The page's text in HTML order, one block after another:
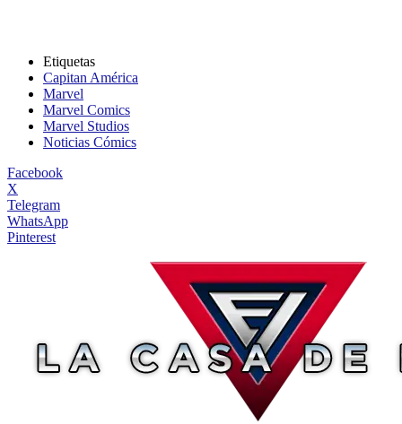
Etiquetas
Capitan América
Marvel
Marvel Comics
Marvel Studios
Noticias Cómics
Facebook
X
Telegram
WhatsApp
Pinterest